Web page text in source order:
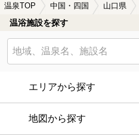
温泉TOP 中国・四国 山口県
温浴施設を探す
エリアから探す
地図から探す